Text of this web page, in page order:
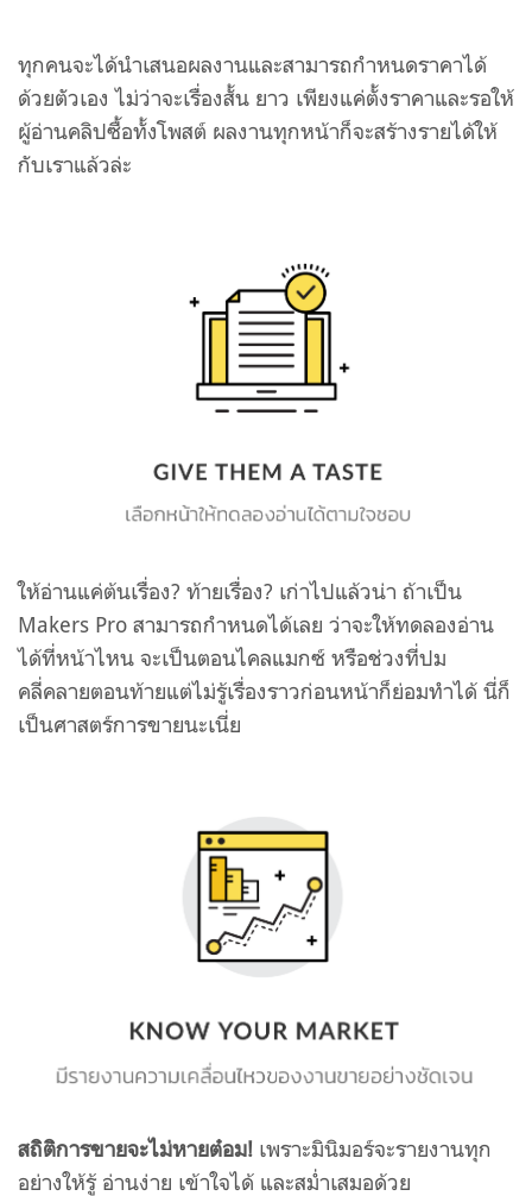
ทุกคนจะได้นำเสนอผลงานและสามารถกำหนดราคาได้
ด้วยตัวเอง ไม่ว่าจะเรื่องสั้น ยาว เพียงแค่ตั้งราคาและรอให้
ผู้อ่านคลิปซื้อทั้งโพสต์ ผลงานทุกหน้าก็จะสร้างรายได้ให้
กับเราแล้วล่ะ
ให้อ่านแค่ต้นเรื่อง? ท้ายเรื่อง? เก่าไปแล้วน่า ถ้าเป็น
Makers Pro สามารถกำหนดได้เลย ว่าจะให้ทดลองอ่าน
ได้ที่หน้าไหน จะเป็นตอนไคลแมกซ์ หรือช่วงที่ปม
คลี่คลายตอนท้ายแต่ไม่รู้เรื่องราวก่อนหน้าก็ย่อมทำได้ นี่ก็
เป็นศาสตร์การขายนะเนี่ย
สถิติการขายจะไม่หายต๋อม! เพราะมินิมอร์จะรายงานทุก
อย่างให้รู้ อ่านง่าย เข้าใจได้ และสม่ำเสมอด้วย